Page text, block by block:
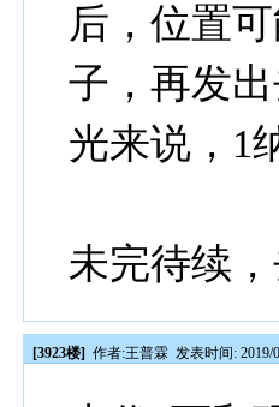
后，位置
子，再发
光来说，1
未完待续，
[3923楼] 作者:王普霖 发表时间: 2019/